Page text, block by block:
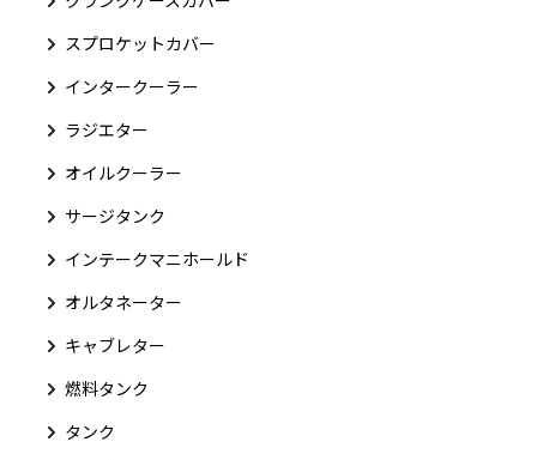
スプロケットカバー
インタークーラー
ラジエター
オイルクーラー
サージタンク
インテークマニホールド
オルタネーター
キャブレター
燃料タンク
タンク